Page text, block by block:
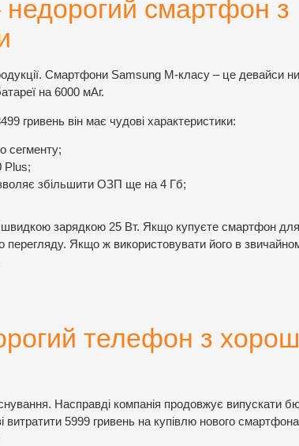
смартфон з
Смартфони Samsung M-класу – це девайси
на 6000 мАг.
гривень він має чудові характеристики:
сегменту;
Plus;
збільшити ОЗП ще на 4 Гб;
зарядкою 25 Вт. Якщо купуєте смартфон для
перегляду. Якщо ж використовувати його в
телефон з
Насправді компанія продовжує випускати
5999 гривень на купівлю нового